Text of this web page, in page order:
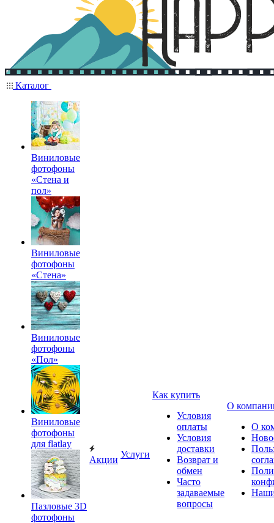
Каталог
Виниловые
фотофоны
«Стена и
пол»
Виниловые
фотофоны
«Стена»
Виниловые
фотофоны
«Пол»
Виниловые
фотофоны
для flatlay
Пазловые 3D
фотофоны
Акции
Услуги
Как купить
Условия
оплаты
Условия
доставки
Возврат и
обмен
Часто
задаваемые
вопросы
О
О